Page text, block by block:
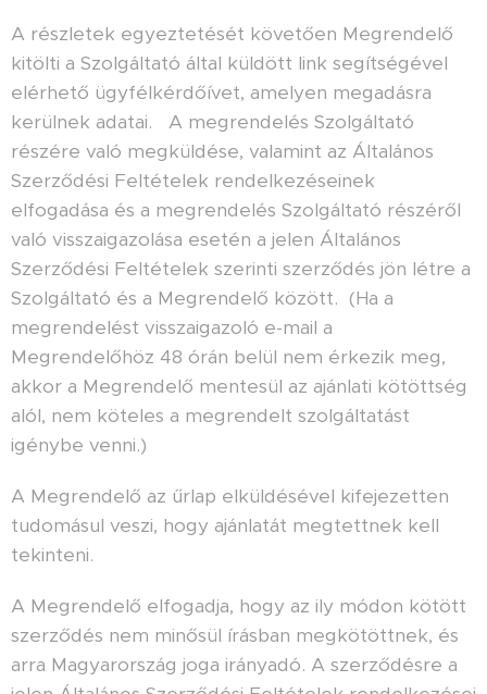
A részletek egyeztetését követően Megrendelő
kitölti a Szolgáltató által küldött link segítségével
elérhető ügyfélkérdőívet, amelyen megadásra
kerülnek adatai. A megrendelés Szolgáltató
részére való megküldése, valamint az Általános
Szerződési Feltételek rendelkezéseinek
elfogadása és a megrendelés Szolgáltató részéről
való visszaigazolása esetén a jelen Általános
Szerződési Feltételek szerinti szerződés jön létre a
Szolgáltató és a Megrendelő között. (Ha a
megrendelést visszaigazoló e-mail a
Megrendelőhöz 48 órán belül nem érkezik meg,
akkor a Megrendelő mentesül az ajánlati kötöttség
alól, nem köteles a megrendelt szolgáltatást
igénybe venni.)
A Megrendelő az űrlap elküldésével kifejezetten
tudomásul veszi, hogy ajánlatát megtettnek kell
tekinteni.
A Megrendelő elfogadja, hogy az ily módon kötött
szerződés nem minősül írásban megkötöttnek, és
arra Magyarország joga irányadó. A szerződésre a